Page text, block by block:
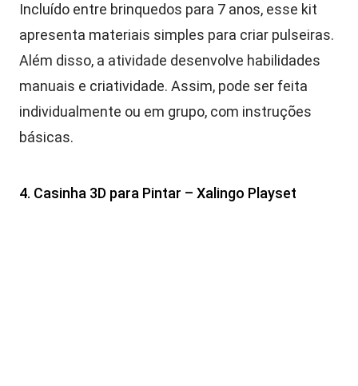
Incluído entre brinquedos para 7 anos, esse kit
apresenta materiais simples para criar pulseiras.
Além disso, a atividade desenvolve habilidades
manuais e criatividade. Assim, pode ser feita
individualmente ou em grupo, com instruções
básicas.
4. Casinha 3D para Pintar – Xalingo Playset